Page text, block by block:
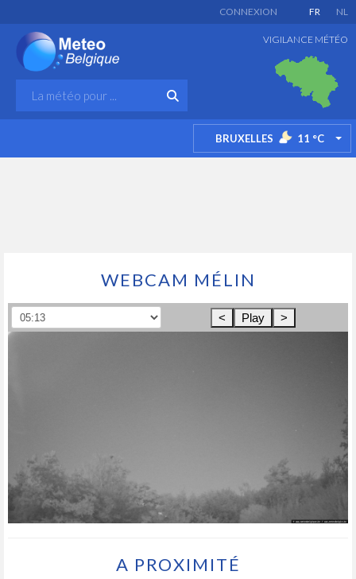
FR NL
CONNEXION
VIGILANCE MÉTÉO
BRUXELLES 11 °C
WEBCAM MÉLIN
< Play >
A PROXIMITÉ